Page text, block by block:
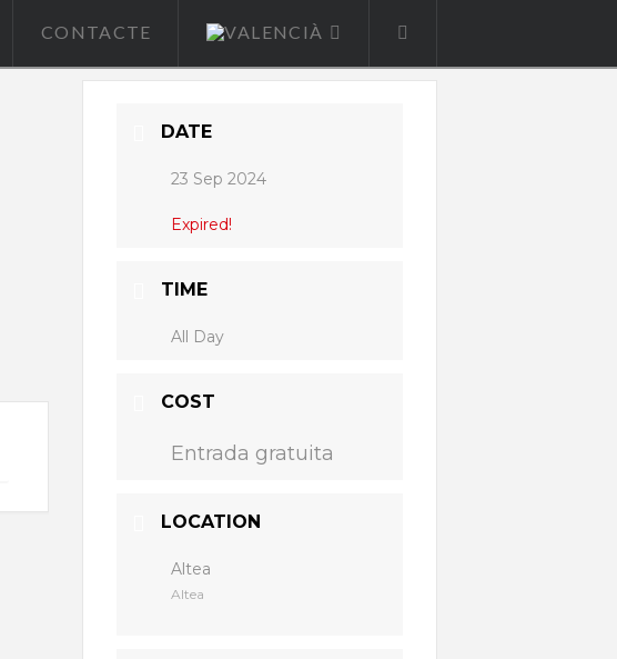
CONTACTE
DATE
23 Sep 2024
Expired!
TIME
All Day
COST
Entrada gratuita
LOCATION
Altea
Altea